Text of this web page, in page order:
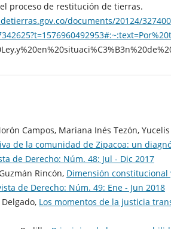
proceso de restitución de tierras.
documents/20124/327400/
Campos, Mariana Inés Tezón,
de la comunidad de Zipacoa: un
de Derecho: Núm. 48: Jul - Dic 2017
Rincón, Dimensión
de Derecho: Núm. 49: Ene - Jun 2018
Los momentos de la justicia